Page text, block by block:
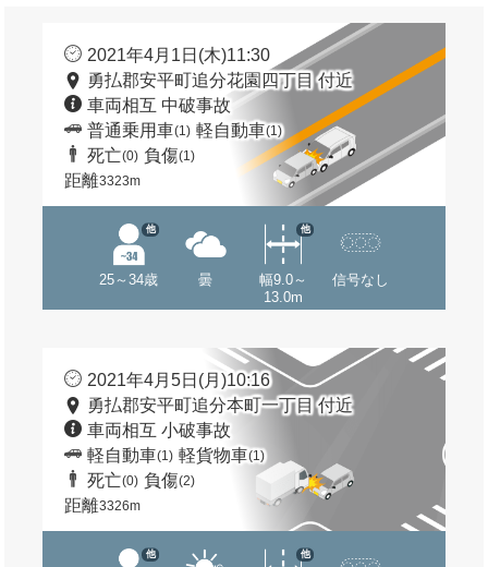
2021年4月1日(木)11:30
勇払郡安平町追分花園四丁目 付近
車両相互 中破事故
普通乗用車(1) 軽自動車(1)
死亡(0) 負傷(1)
距離3323m
25～34歳
他
曇
幅9.0～
13.0m
他
信号なし
2021年4月5日(月)10:16
勇払郡安平町追分本町一丁目 付近
車両相互 小破事故
軽自動車(1) 軽貨物車(1)
死亡(0) 負傷(2)
距離3326m
他 他